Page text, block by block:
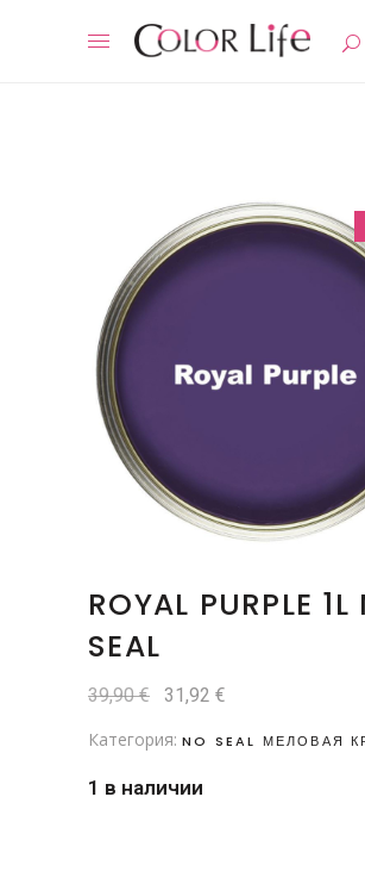
ROYAL PURPLE 1L
SEAL
39,90€
Первоначальная
составляла
39,90 €.
31,92 €
31,92 €.
Категория: NO SEAL МЕЛОВАЯ
1 в наличии